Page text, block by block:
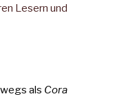
Lesern und
als Cora